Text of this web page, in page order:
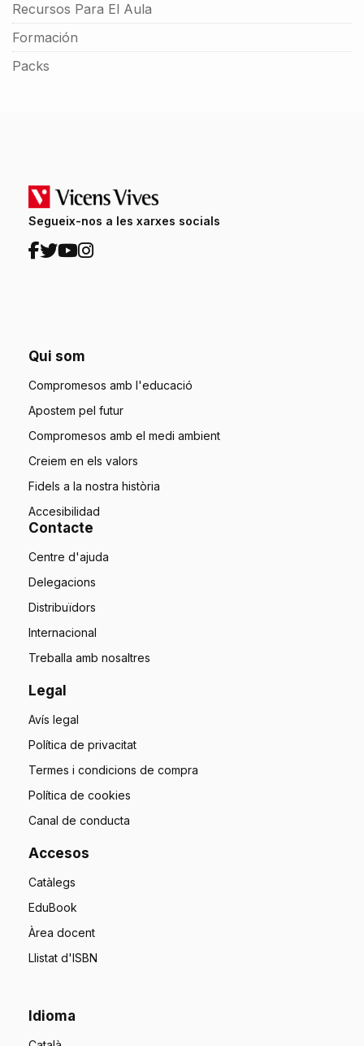
Recursos Para El Aula
Formación
Packs
Segueix-nos a les xarxes socials
Qui som
Compromesos amb l'educació
Apostem pel futur
Compromesos amb el medi ambient
Creiem en els valors
Fidels a la nostra història
Accesibilidad
Contacte
Centre d'ajuda
Delegacions
Distribuïdors
Internacional
Treballa amb nosaltres
Legal
Avís legal
Política de privacitat
Termes i condicions de compra
Política de cookies
Canal de conducta
Accesos
Catàlegs
EduBook
Àrea docent
Llistat d'ISBN
Idioma